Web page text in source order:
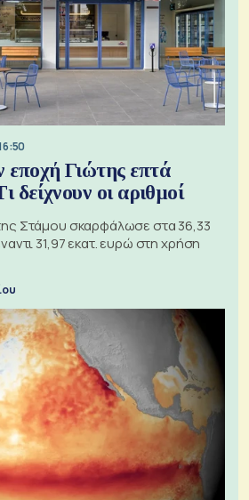
Γιώτης επτά
δείχνουν οι αριθμοί
Στάμου σκαρφάλωσε στα 36,33
31,97 εκατ. ευρώ στη χρήση